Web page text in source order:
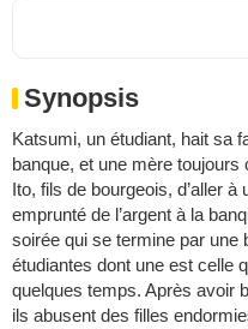
Synopsis
Katsumi, un étudiant, hait sa
banque, et une mère
Ito, fils de bourgeois, d’aller
emprunté de l’argent à la
soirée qui se termine par une
étudiantes dont une est celle
quelques temps. Après avoir
ils abusent des filles